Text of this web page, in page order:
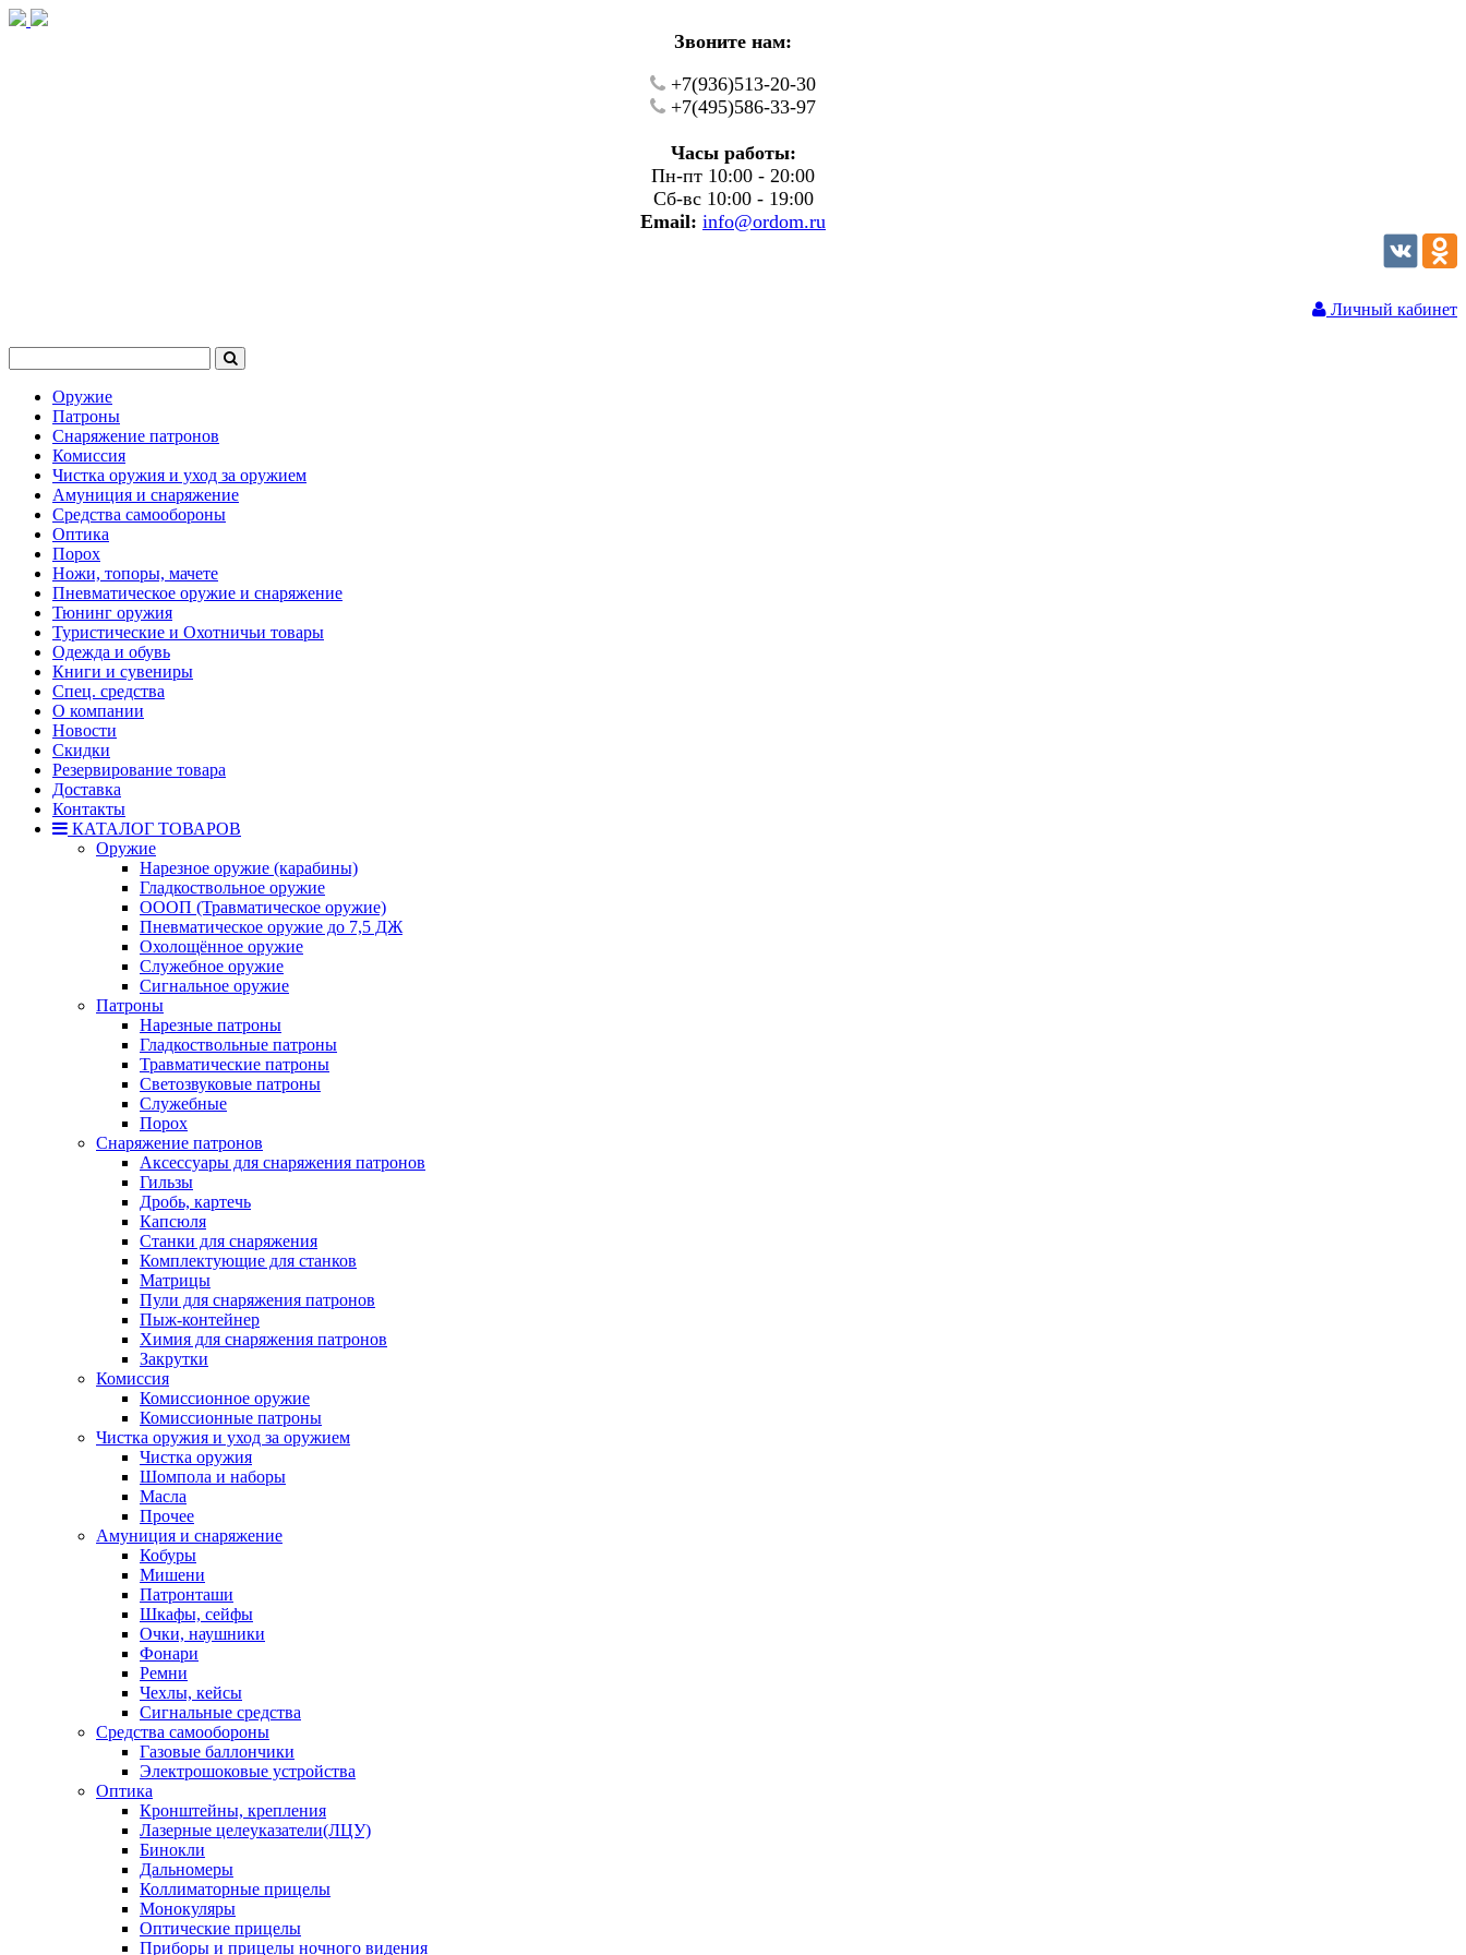
Звоните нам:
+7(936)513-20-30
+7(495)586-33-97
Часы работы:
Пн-пт 10:00 - 20:00
Сб-вс 10:00 - 19:00
Email: info@ordom.ru
Личный кабинет
Оружие
Патроны
Снаряжение патронов
Комиссия
Чистка оружия и уход за оружием
Амуниция и снаряжение
Средства самообороны
Оптика
Порох
Ножи, топоры, мачете
Пневматическое оружие и снаряжение
Тюнинг оружия
Туристические и Охотничьи товары
Одежда и обувь
Книги и сувениры
Спец. средства
О компании
Новости
Скидки
Резервирование товара
Доставка
Контакты
КАТАЛОГ ТОВАРОВ
Оружие
Нарезное оружие (карабины)
Гладкоствольное оружие
ОООП (Травматическое оружие)
Пневматическое оружие до 7,5 ДЖ
Охолощённое оружие
Служебное оружие
Сигнальное оружие
Патроны
Нарезные патроны
Гладкоствольные патроны
Травматические патроны
Светозвуковые патроны
Служебные
Порох
Снаряжение патронов
Аксессуары для снаряжения патронов
Гильзы
Дробь, картечь
Капсюля
Станки для снаряжения
Комплектующие для станков
Матрицы
Пули для снаряжения патронов
Пыж-контейнер
Химия для снаряжения патронов
Закрутки
Комиссия
Комиссионное оружие
Комиссионные патроны
Чистка оружия и уход за оружием
Чистка оружия
Шомпола и наборы
Масла
Прочее
Амуниция и снаряжение
Кобуры
Мишени
Патронташи
Шкафы, сейфы
Очки, наушники
Фонари
Ремни
Чехлы, кейсы
Сигнальные средства
Средства самообороны
Газовые баллончики
Электрошоковые устройства
Оптика
Кронштейны, крепления
Лазерные целеуказатели(ЛЦУ)
Бинокли
Дальномеры
Коллиматорные прицелы
Монокуляры
Оптические прицелы
Приборы и прицелы ночного видения